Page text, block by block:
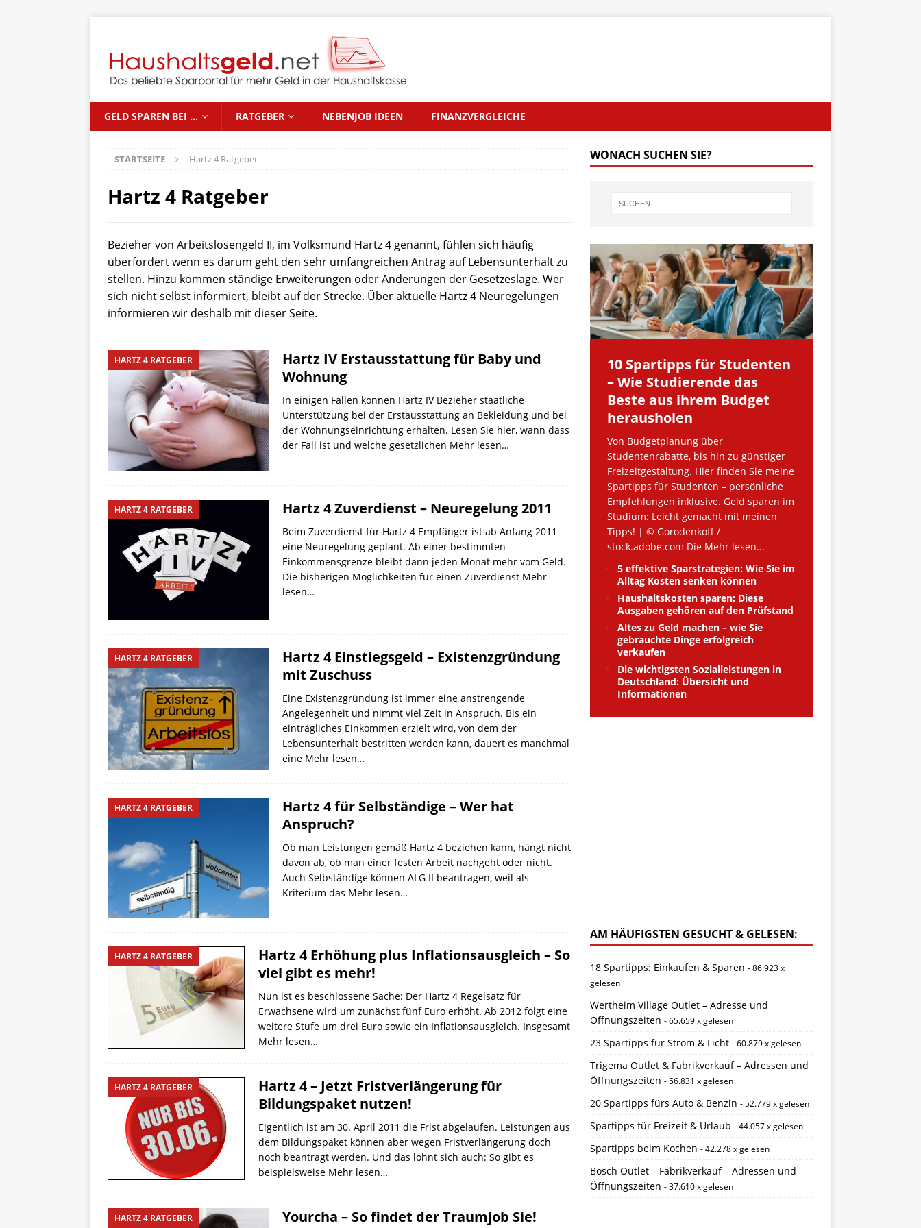
GELD SPAREN BEI … RATGEBER NEBENJOB IDEEN FINANZVERGLEICHE
STARTSEITE Hartz 4 Ratgeber
Hartz 4 Ratgeber
Bezieher von Arbeitslosengeld II, im Volksmund Hartz 4 genannt, fühlen sich häufig
überfordert wenn es darum geht den sehr umfangreichen Antrag auf Lebensunterhalt zu
stellen. Hinzu kommen ständige Erweiterungen oder Änderungen der Gesetzeslage. Wer
sich nicht selbst informiert, bleibt auf der Strecke. Über aktuelle Hartz 4 Neuregelungen
informieren wir deshalb mit dieser Seite.
HARTZ 4 RATGEBER
Hartz IV Erstausstattung für Baby und
Wohnung
In einigen Fällen können Hartz IV Bezieher staatliche
Unterstützung bei der Erstausstattung an Bekleidung und bei
der Wohnungseinrichtung erhalten. Lesen Sie hier, wann dass
der Fall ist und welche gesetzlichen Mehr lesen…
HARTZ 4 RATGEBER Hartz 4 Zuverdienst – Neuregelung 2011
Beim Zuverdienst für Hartz 4 Empfänger ist ab Anfang 2011
eine Neuregelung geplant. Ab einer bestimmten
Einkommensgrenze bleibt dann jeden Monat mehr vom Geld.
Die bisherigen Möglichkeiten für einen Zuverdienst Mehr
lesen…
HARTZ 4 RATGEBER
Hartz 4 Einstiegsgeld – Existenzgründung
mit Zuschuss
Eine Existenzgründung ist immer eine anstrengende
Angelegenheit und nimmt viel Zeit in Anspruch. Bis ein
einträgliches Einkommen erzielt wird, von dem der
Lebensunterhalt bestritten werden kann, dauert es manchmal
eine Mehr lesen…
HARTZ 4 RATGEBER
Hartz 4 für Selbständige – Wer hat
Anspruch?
Ob man Leistungen gemäß Hartz 4 beziehen kann, hängt nicht
davon ab, ob man einer festen Arbeit nachgeht oder nicht.
Auch Selbständige können ALG II beantragen, weil als
Kriterium das Mehr lesen…
HARTZ 4 RATGEBER
Hartz 4 Erhöhung plus Inflationsausgleich – So
viel gibt es mehr!
Nun ist es beschlossene Sache: Der Hartz 4 Regelsatz für
Erwachsene wird um zunächst fünf Euro erhöht. Ab 2012 folgt eine
weitere Stufe um drei Euro sowie ein Inflationsausgleich. Insgesamt
Mehr lesen…
HARTZ 4 RATGEBER
Hartz 4 – Jetzt Fristverlängerung für
Bildungspaket nutzen!
Eigentlich ist am 30. April 2011 die Frist abgelaufen. Leistungen aus
dem Bildungspaket können aber wegen Fristverlängerung doch
noch beantragt werden. Und das lohnt sich auch: So gibt es
beispielsweise Mehr lesen…
HARTZ 4 RATGEBER Yourcha – So findet der Traumjob Sie!
WONACH SUCHEN SIE?
10 Spartipps für Studenten
– Wie Studierende das
Beste aus ihrem Budget
herausholen
Von Budgetplanung über
Studentenrabatte, bis hin zu günstiger
Freizeitgestaltung. Hier finden Sie meine
Spartipps für Studenten – persönliche
Empfehlungen inklusive. Geld sparen im
Studium: Leicht gemacht mit meinen
Tipps! | © Gorodenkoff /
stock.adobe.com Die Mehr lesen...
5 effektive Sparstrategien: Wie Sie im
Alltag Kosten senken können
Haushaltskosten sparen: Diese
Ausgaben gehören auf den Prüfstand
Altes zu Geld machen – wie Sie
gebrauchte Dinge erfolgreich
verkaufen
Die wichtigsten Sozialleistungen in
Deutschland: Übersicht und
Informationen
AM HÄUFIGSTEN GESUCHT & GELESEN:
18 Spartipps: Einkaufen & Sparen - 86.923 x
gelesen
Wertheim Village Outlet – Adresse und
Öffnungszeiten - 65.659 x gelesen
23 Spartipps für Strom & Licht - 60.879 x gelesen
Trigema Outlet & Fabrikverkauf – Adressen und
Öffnungszeiten - 56.831 x gelesen
20 Spartipps fürs Auto & Benzin - 52.779 x gelesen
Spartipps für Freizeit & Urlaub - 44.057 x gelesen
Spartipps beim Kochen - 42.278 x gelesen
Bosch Outlet – Fabrikverkauf – Adressen und
Öffnungszeiten - 37.610 x gelesen